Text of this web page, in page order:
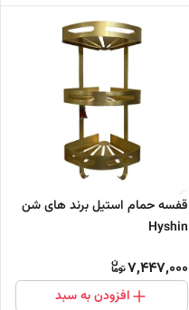
قفسه حمام استیل برند های شن
Hyshin
7,447,000
افزودن به سبد